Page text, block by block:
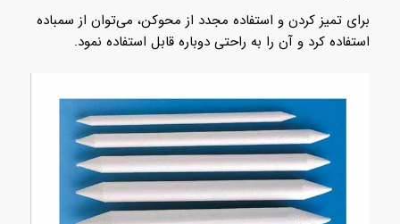
برای تمیز کردن و استفاده مجدد از محوکن، می‌توان از سمباده
استفاده کرد و آن را به راحتی دوباره قابل استفاده نمود.